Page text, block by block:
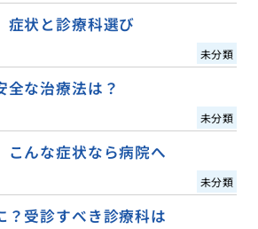
症状と診療科選び
未分類
全な治療法は？
未分類
こんな症状なら病院へ
未分類
？受診すべき診療科は